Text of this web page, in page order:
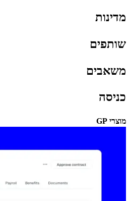
מדינות​​
שותפים​​
משאבים​​
כניסה​​
מוצרי GP​​